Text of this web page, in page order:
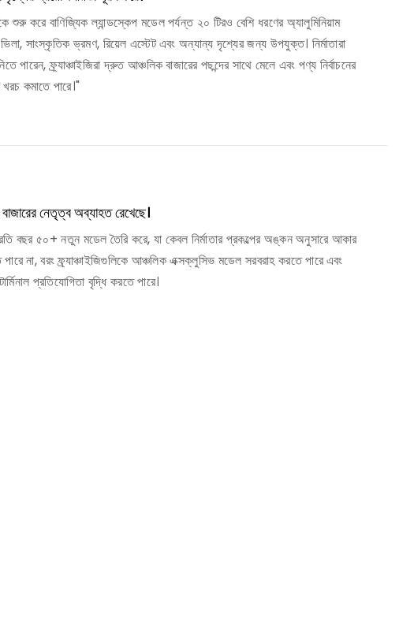
করে বাণিজ্যিক ল্যান্ডস্কেপ মডেল পর্যন্ত ২০ টিরও বেশি ধরণের অ্যালুমিনিয়াম
সাংস্কৃতিক ভ্রমণ, রিয়েল এস্টেট এবং অন্যান্য দৃশ্যের জন্য উপযুক্ত। নির্মাতারা
পারেন, ফ্র্যাঞ্চাইজিরা দ্রুত আঞ্চলিক বাজারের পছন্দের সাথে মেলে এবং পণ্য নির্বাচনের
কমাতে পারে।"
নেতৃত্ব অব্যাহত রেখেছে।
বছর ৫০+ নতুন মডেল তৈরি করে, যা কেবল নির্মাতার প্রকল্পের অঙ্কন অনুসারে আকার
না, বরং ফ্র্যাঞ্চাইজিগুলিকে আঞ্চলিক এক্সক্লুসিভ মডেল সরবরাহ করতে পারে এবং
প্রতিযোগিতা বৃদ্ধি করতে পারে।